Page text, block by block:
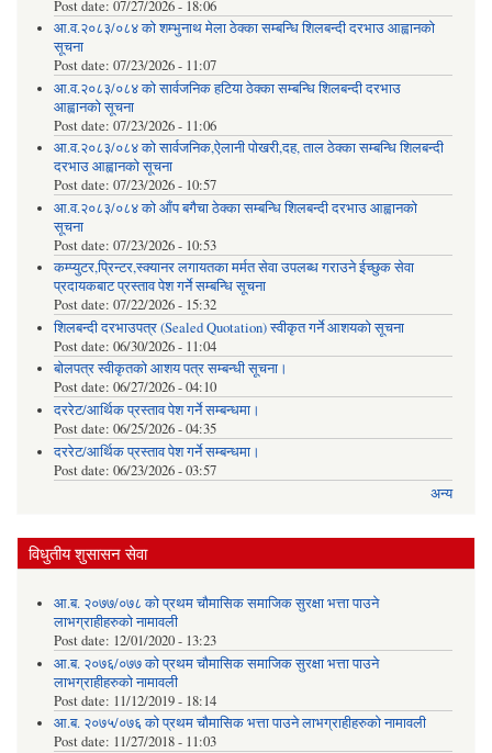
Post date: 07/27/2026 - 18:06
आ.व.२०८३/०८४ को शम्भुनाथ मेला ठेक्का सम्बन्धि शिलबन्दी दरभाउ आह्वानको
सूचना
Post date: 07/23/2026 - 11:07
आ.व.२०८३/०८४ को सार्वजनिक हटिया ठेक्का सम्बन्धि शिलबन्दी दरभाउ
आह्वानको सूचना
Post date: 07/23/2026 - 11:06
आ.व.२०८३/०८४ को सार्वजनिक,ऐलानी पोखरी,दह, ताल ठेक्का सम्बन्धि शिलबन्दी
दरभाउ आह्वानको सूचना
Post date: 07/23/2026 - 10:57
आ.व.२०८३/०८४ को आँप बगैचा ठेक्का सम्बन्धि शिलबन्दी दरभाउ आह्वानको
सूचना
Post date: 07/23/2026 - 10:53
कम्प्युटर,प्रिन्टर,स्क्यानर लगायतका मर्मत सेवा उपलब्ध गराउने ईच्छुक सेवा
प्रदायकबाट प्रस्ताव पेश गर्ने सम्बन्धि सूचना
Post date: 07/22/2026 - 15:32
शिलबन्दी दरभाउपत्र (Sealed Quotation) स्वीकृत गर्ने आशयको सूचना
Post date: 06/30/2026 - 11:04
बोलपत्र स्वीकृतको आशय पत्र सम्बन्धी सूचना।
Post date: 06/27/2026 - 04:10
दररेट/आर्थिक प्रस्ताव पेश गर्ने सम्बन्धमा।
Post date: 06/25/2026 - 04:35
दररेट/आर्थिक प्रस्ताव पेश गर्ने सम्बन्धमा।
Post date: 06/23/2026 - 03:57
अन्य
विधुतीय शुसासन सेवा
आ.ब. २०७७/०७८ को प्रथम चौमासिक समाजिक सुरक्षा भत्ता पाउने
लाभग्राहीहरुको नामावली
Post date: 12/01/2020 - 13:23
आ.ब. २०७६/०७७ को प्रथम चौमासिक समाजिक सुरक्षा भत्ता पाउने
लाभग्राहीहरुको नामावली
Post date: 11/12/2019 - 18:14
आ.ब. २०७५/०७६ को प्रथम चौमासिक भत्ता पाउने लाभग्राहीहरुको नामावली
Post date: 11/27/2018 - 11:03